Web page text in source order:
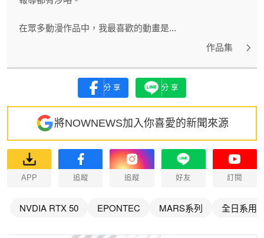
在眾多動漫作品中，我最喜歡的動畫是...
作品集
分享 分享
將NOWNEWS加入你喜愛的新聞來源
APP 追蹤 追蹤 好友 訂閱
NVDIA RTX 50 EPONTEC MARS系列 全日系用